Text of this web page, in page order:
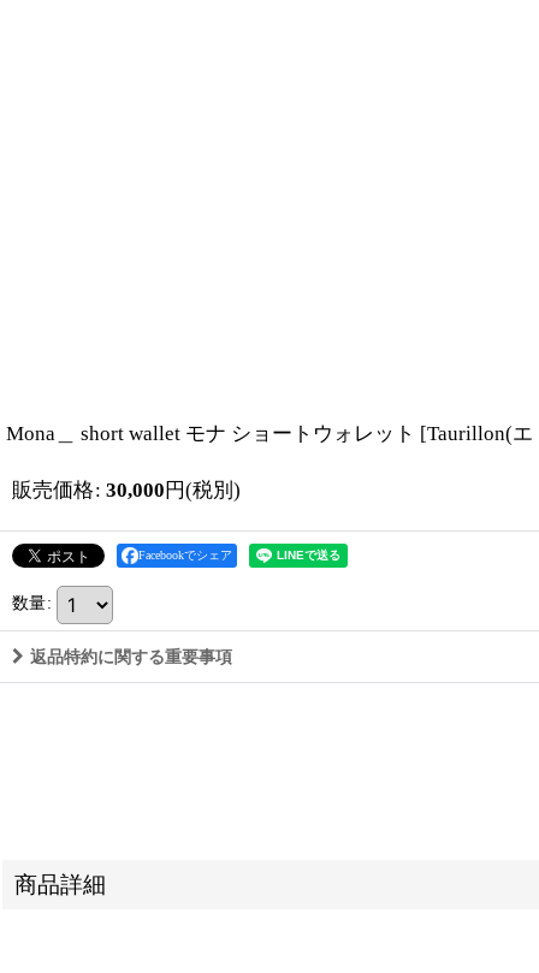
Mona＿ short wallet モナ ショートウォレット [Taurillon(エ
販売価格: 30,000 円(税別)
Facebookでシェア
数量:
返品特約に関する重要事項
商品詳細